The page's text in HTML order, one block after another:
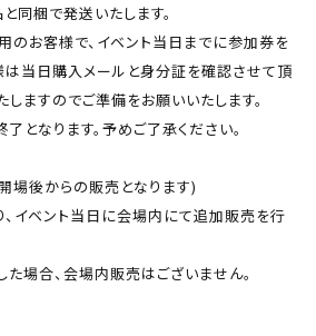
同梱で発送いたします。
のお客様で、イベント当日までに参加券を
当日購入メールと身分証を確認させて頂
しますのでご準備をお願いいたします。
となります。予めご了承ください。
後からの販売となります)
イベント当日に会場内にて追加販売を行
場合、会場内販売はございません。